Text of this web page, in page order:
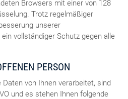
Browsers mit einer von 128
Trotz regelmäßiger
unserer
vollständiger Schutz gegen alle
PERSON
von Ihnen verarbeitet, sind
und es stehen Ihnen folgende